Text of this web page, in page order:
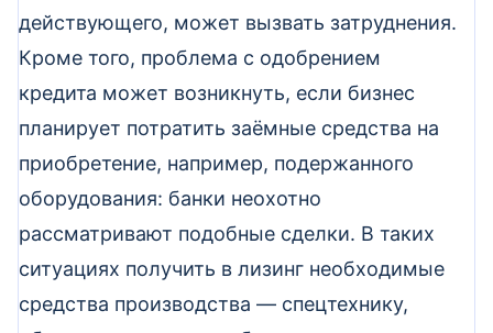
действующего, может вызвать затруднения.
Кроме того, проблема с одобрением
кредита может возникнуть, если бизнес
планирует потратить заёмные средства на
приобретение, например, подержанного
оборудования: банки неохотно
рассматривают подобные сделки. В таких
ситуациях получить в лизинг необходимые
средства производства — спецтехнику,